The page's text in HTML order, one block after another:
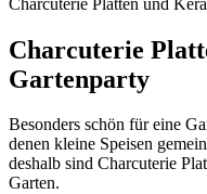
Charcuterie
Gartenparty
Besonders schön für eine
denen kleine Speisen
deshalb sind Charcuterie
Garten.